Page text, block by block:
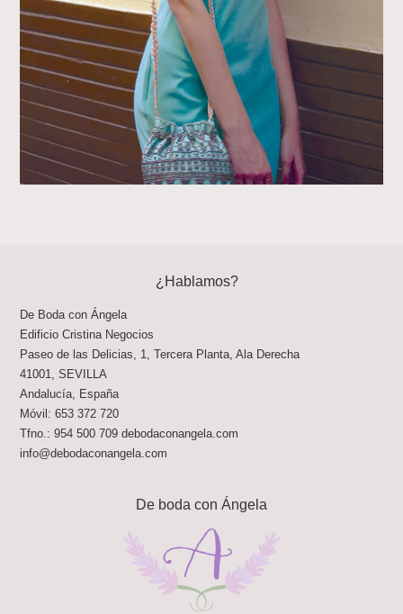
¿Hablamos?
De Boda con Ángela
Edificio Cristina Negocios
Paseo de las Delicias, 1, Tercera Planta, Ala Derecha
41001
,SEVILLA
Andalucía
España
Móvil:653 372 720
Tfno.:954 500 709 debodaconangela.com
info@debodaconangela.com
De boda con Ángela